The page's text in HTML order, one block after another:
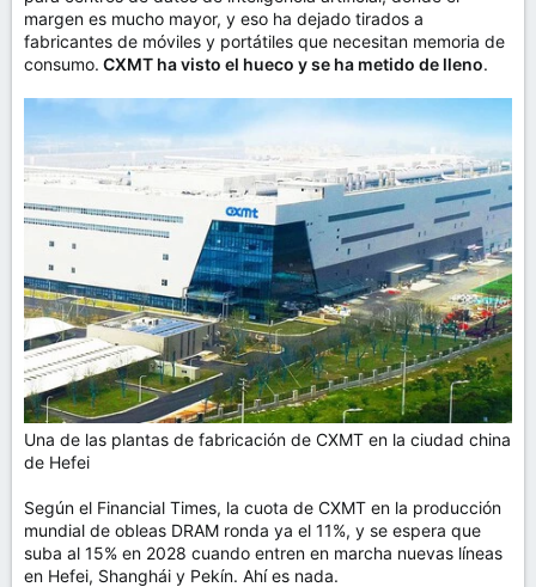
margen es mucho mayor, y eso ha dejado tirados a
fabricantes de móviles y portátiles que necesitan memoria de
consumo. CXMT ha visto el hueco y se ha metido de lleno.
Una de las plantas de fabricación de CXMT en la ciudad china
de Hefei
Según el Financial Times, la cuota de CXMT en la producción
mundial de obleas DRAM ronda ya el 11%, y se espera que
suba al 15% en 2028 cuando entren en marcha nuevas líneas
en Hefei, Shanghái y Pekín. Ahí es nada.